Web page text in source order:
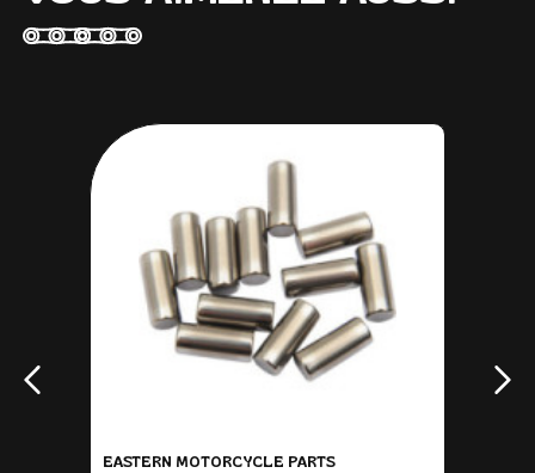
EASTERN MOTORCYCLE PARTS